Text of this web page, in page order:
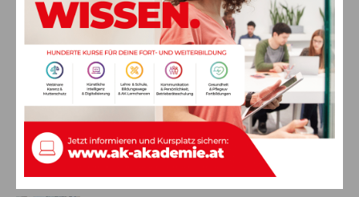
Vorheriger Artikel
Kärntner Insolvenzstatistik:
Keine Erholung in Sicht – Lage
bleibt angespannt
Nächster Artikel
Regionale Wirtschaft im
Fokus: WKÖ-Präsidentin
Schultz besucht Betriebe in
Oberkärnten
AKTUELLES